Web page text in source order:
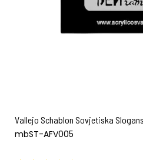
Vallejo Schablon Sovjetiska
mbST-AFV005